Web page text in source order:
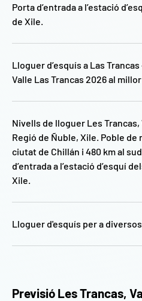
Porta d’entrada a l’estació
de Xile.
Lloguer d’esquís a Las
Valle Las Trancas 2026 al
Nivells de lloguer Les Trancas,
Regió de Ñuble, Xile. Poble de
ciutat de Chillán i 480 km al
d’entrada a l’estació d’esquí
Xile.
Lloguer d'esquís per a
Previsió Les Trancas,